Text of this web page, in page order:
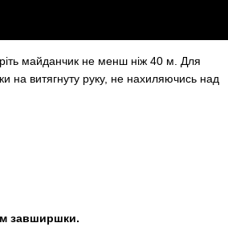
майданчик не менш ніж 40 м. Для
на витягнуту руку, не нахиляючись над
завширшки.